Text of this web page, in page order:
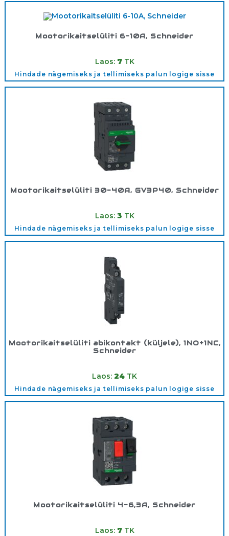
Mootorikaitselüliti 6-10A, Schneider
Laos: 7TK
Hindade nägemiseks ja tellimiseks palun logige sisse
Mootorikaitselüliti 30-40A, GV3P40, Schneider
Laos: 3 TK
Hindade nägemiseks ja tellimiseks palun logige sisse
Mootorikaitselüliti abikontakt (küljele), 1NO+1NC,
Schneider
Laos: 24 TK
Hindade nägemiseks ja tellimiseks palun logige sisse
Mootorikaitselüliti 4-6,3A, Schneider
Laos: 7TK